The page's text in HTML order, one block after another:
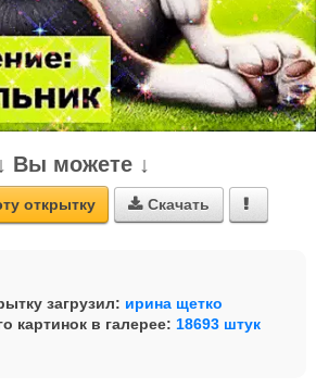
Вы можете ↓
открытку  Скачать 
загрузил: ирина щетко
картинок в галерее: 18693 штук